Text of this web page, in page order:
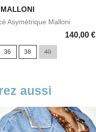
Aperçu rapide
MALLONI
Asymétrique Malloni
140,00 €
36 38 40
aussi